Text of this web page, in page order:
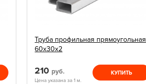
Труба профильная прямоугольная
60х30х2
210 руб.
Цена указана за 1 м.
КУПИТЬ